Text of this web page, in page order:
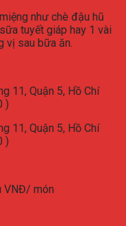
như chè đậu hũ
tuyết giáp hay 1 vài
vị sau bữa ăn.
11, Quận 5, Hồ Chí
)
11, Quận 5, Hồ Chí
)
VNĐ/ món